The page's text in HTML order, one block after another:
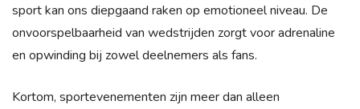
sport kan ons diepgaand raken op emotioneel niveau. De
onvoorspelbaarheid van wedstrijden zorgt voor adrenaline
en opwinding bij zowel deelnemers als fans.
Kortom, sportevenementen zijn meer dan alleen